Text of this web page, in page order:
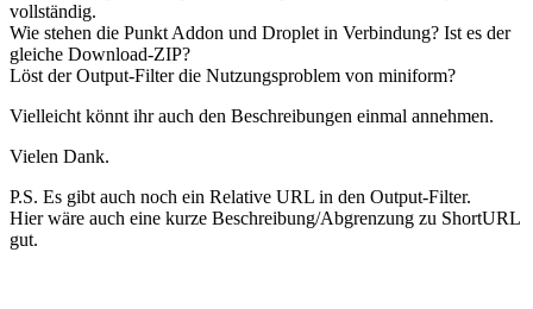
vollständig.
Wie stehen die Punkt Addon und Droplet in Verbindung? Ist es der
gleiche Download-ZIP?
Löst der Output-Filter die Nutzungsproblem von miniform?
Vielleicht könnt ihr auch den Beschreibungen einmal annehmen.
Vielen Dank.
P.S. Es gibt auch noch ein Relative URL in den Output-Filter.
Hier wäre auch eine kurze Beschreibung/Abgrenzung zu ShortURL
gut.